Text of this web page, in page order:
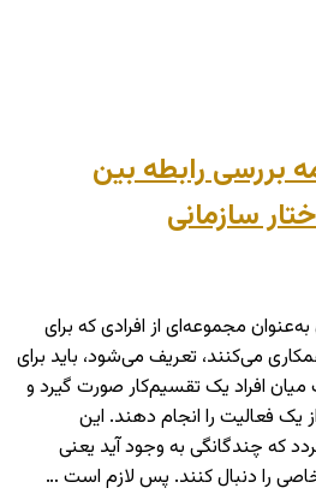
بررسی رابطه بین
سازمانی
مجموعه‌ای از افرادی که برای
می‌کنند، تعریف می‌شود، باید برای
افراد یک تقسیم‌کار صورت گیرد و
یک فعالیت را انجام دهند. این
که چندگانگی به وجود آید یعنی
را دنبال کنند. پس لازم است …